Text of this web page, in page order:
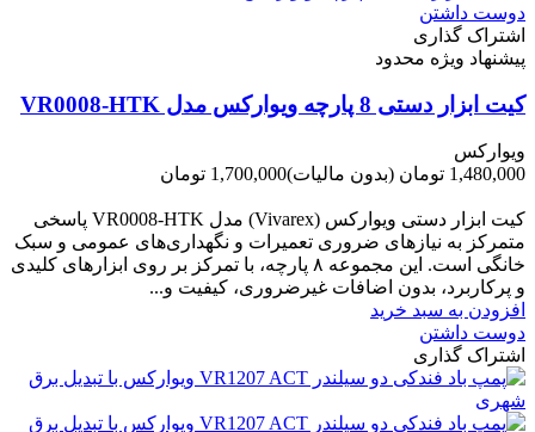
دوست داشتن
اشتراک گذاری
پیشنهاد ویژه محدود
کیت ابزار دستی 8 پارچه ویوارکس مدل VR0008-HTK
ویوارکس
1,480,000 تومان
(بدون مالیات)1,700,000 تومان
کیت ابزار دستی ویوارکس (Vivarex) مدل VR0008-HTK پاسخی
متمرکز به نیازهای ضروری تعمیرات و نگهداری‌های عمومی و سبک
خانگی است. این مجموعه ۸ پارچه، با تمرکز بر روی ابزارهای کلیدی
و پرکاربرد، بدون اضافات غیرضروری، کیفیت و...
افزودن به سبد خرید
دوست داشتن
اشتراک گذاری